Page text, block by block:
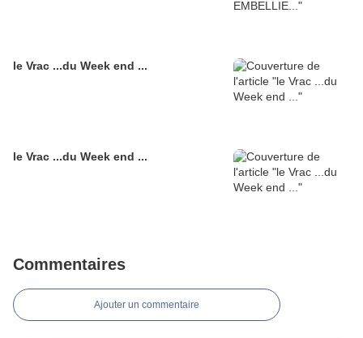
le Vrac ...du Week end ...
le Vrac ...du Week end ...
Commentaires
Ajouter un commentaire